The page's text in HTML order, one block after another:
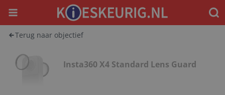
Menu
Terug naar objectief
Insta360 X4 Standard Lens Guard